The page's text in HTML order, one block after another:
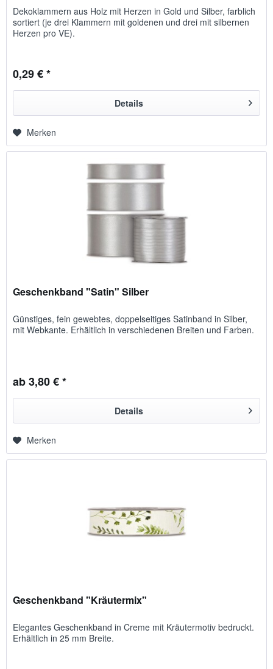
Deko­klammern aus Holz mit Herzen in Gold und Silber, farblich
sortiert (je drei Klammern mit goldenen und drei mit silbernen
Herzen pro VE).
0,29 € *
Details
Merken
Geschenkband "Satin" Silber
Günstiges, fein gewebtes, doppelseitiges Satinband in Silber,
mit Webkante. Erhältlich in verschiedenen Breiten und Farben.
ab 3,80 € *
Details
Merken
Geschenkband "Kräutermix"
Elegantes Geschenk­band in Creme mit Kräuter­motiv be­druckt.
Er­hält­lich in 25 mm Breite.